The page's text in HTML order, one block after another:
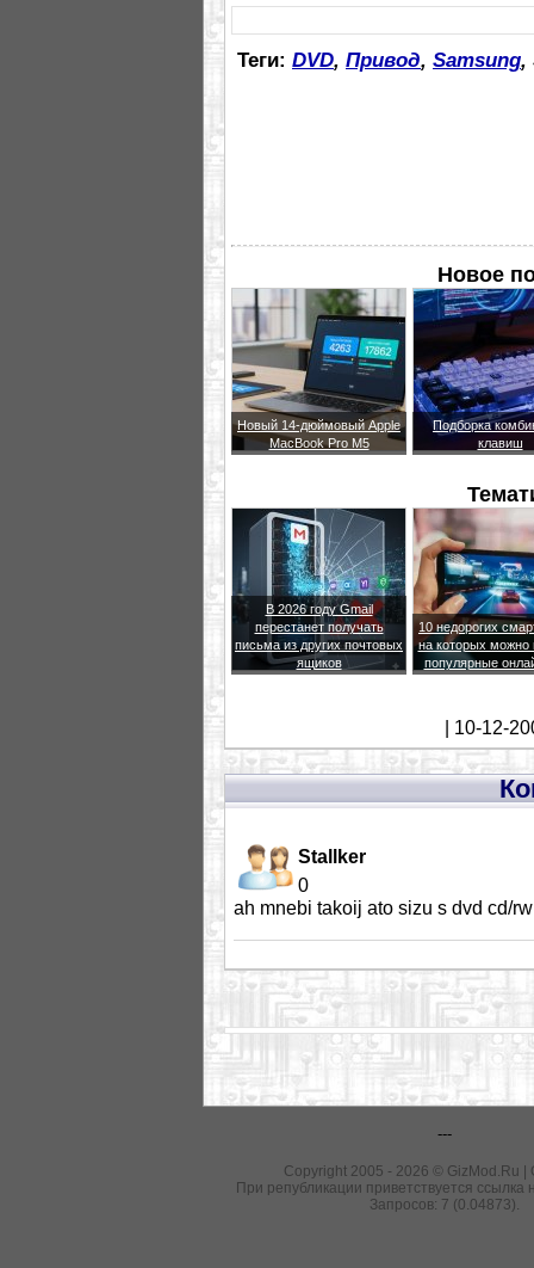
Теги: DVD, Привод, Samsung,
Новое
Новый 14-дюймовый Apple
MacBook Pro M5
Подборка
клавиш
В 2026 году Gmail
перестанет получать
письма из других почтовых
ящиков
10 недорогих
на которых можно
популярные
| 10-12-
Stallker
0
ah mnebi takoij ato sizu s dvd cd/
---
Copyright 2005 - 2026 © GizMod.Ru |
При републикации приветствуется ссылка
Запросов: 7 (0.04873).